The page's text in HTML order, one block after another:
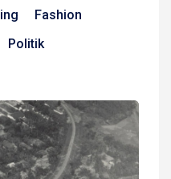
Fashion
Politik